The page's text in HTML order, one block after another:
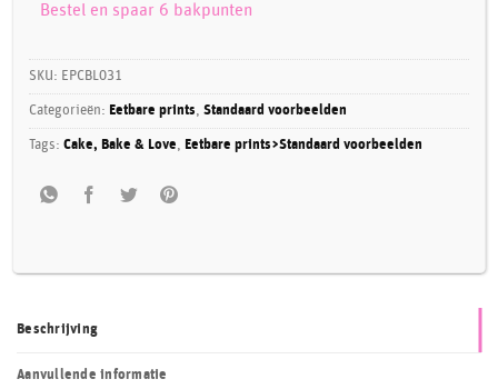
Bestel en spaar 6 bakpunten
SKU: EPCBL031
Categorieën: Eetbare prints,Standaard voorbeelden
Tags:Cake, Bake & Love, Eetbare prints>Standaard voorbeelden
Beschrijving
Aanvullende informatie